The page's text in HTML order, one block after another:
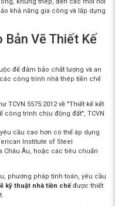
khả năng gia công và lắp dựng
Bản Vẽ Thiết Kế
để đảm bảo chất lượng và an
các công trình nhà thép tiền chế
TCVN 5575:2012 về "Thiết kế kết
công trình chịu động đất", TCVN
cầu cao hơn có thể áp dụng
Institute of Steel
Châu Âu, hoặc các tiêu chuẩn
phương pháp tính toán, yêu cầu
kỹ thuật nhà tiền chế được thiết